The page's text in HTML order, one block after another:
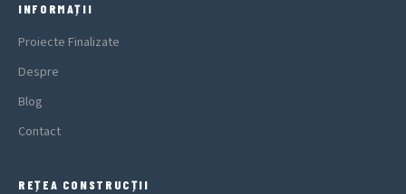
INFORMAȚII
Proiecte Finalizate
Despre
Blog
Contact
REȚEA CONSTRUCȚII